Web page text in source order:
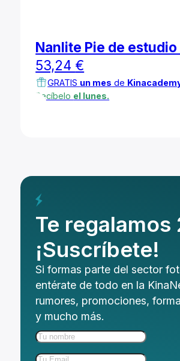
Nanlite Pie de estudio
53,24 €
GRATIS un mes de
Recíbelo el lunes.
Te regalamos
¡Suscríbete!
Si formas parte del sector
entérate de todo en la
rumores, promociones,
y mucho más.